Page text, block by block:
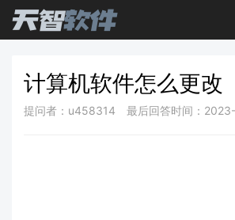
计算机软件怎么更改
提问者：u458314 最后回答时间：